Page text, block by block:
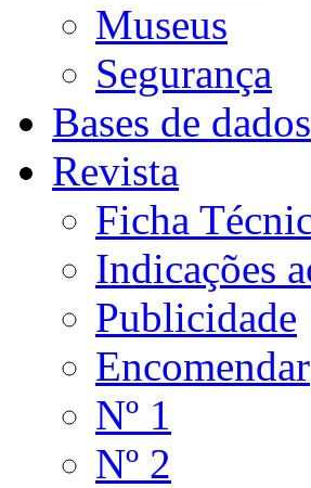
Museus
Segurança
Bases de dados
Revista
Ficha
Indicações
Publicidade
Encomendar
Nº 1
Nº 2